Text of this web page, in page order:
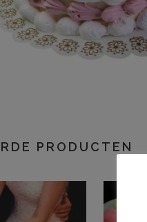
PRODUCTEN